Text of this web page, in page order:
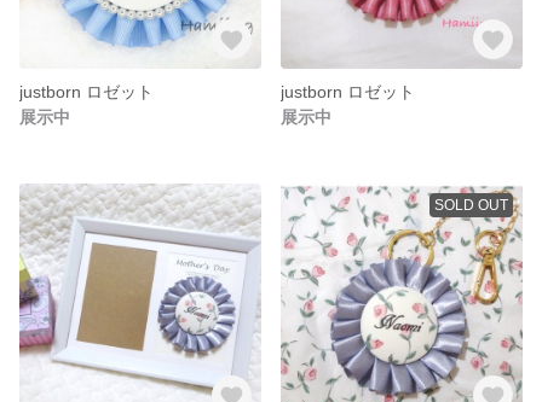
justborn ロゼット
展示中
justborn ロゼット
展示中
SOLD OUT